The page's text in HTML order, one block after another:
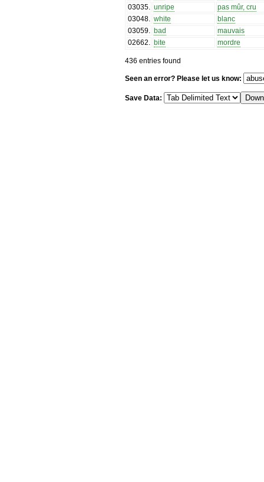
03035
unripe
pas mûr, cru
03048
white
blanc
03059
bad
mauvais
02662
bite mordre
436 entries found
Seen an error? Please let us know:
Save Data: